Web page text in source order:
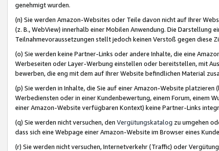
genehmigt wurden.
(n) Sie werden Amazon-Websites oder Teile davon nicht auf Ihrer
(z. B., WebView) innerhalb einer Mobilen Anwendung. Die Darstellung
Teilnahmevoraussetzungen stellt jedoch keinen Verstoß gegen diese
(o) Sie werden keine Partner-Links oder andere Inhalte, die eine
Werbeseiten oder Layer-Werbung einstellen oder bereitstellen, mit
bewerben, die eng mit dem auf Ihrer Website befindlichen Material
(p) Sie werden in Inhalte, die Sie auf einer Amazon-Website
Werbediensten oder in einer Kundenbewertung, einem Forum, einem
einer Amazon-Website verfügbaren Kontext) keine Partner-Links
(q) Sie werden nicht versuchen, den Vergütungskatalog zu umgehen
dass sich eine Webpage einer Amazon-Website im Browser eines
(r) Sie werden nicht versuchen, Internetverkehr (Traffic) oder